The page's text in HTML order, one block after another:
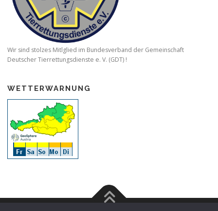
Wir sind stolzes Mitlglied im Bundesverband der Gemeinschaft
Deutscher Tierrettungsdienste e. V. (GDT) !
WETTERWARNUNG